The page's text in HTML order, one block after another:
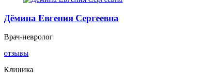
Дёмина Евгения Сергеевна
Врач-невролог
отзывы
Клиника